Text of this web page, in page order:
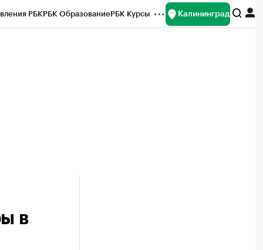
РБКРБК ОбразованиеРБК Курсы Калининград
в